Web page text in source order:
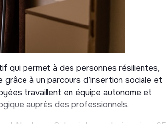
qui permet à des personnes résilientes,
à un parcours d’insertion sociale et
travaillent en équipe autonome et
auprès des professionnels.